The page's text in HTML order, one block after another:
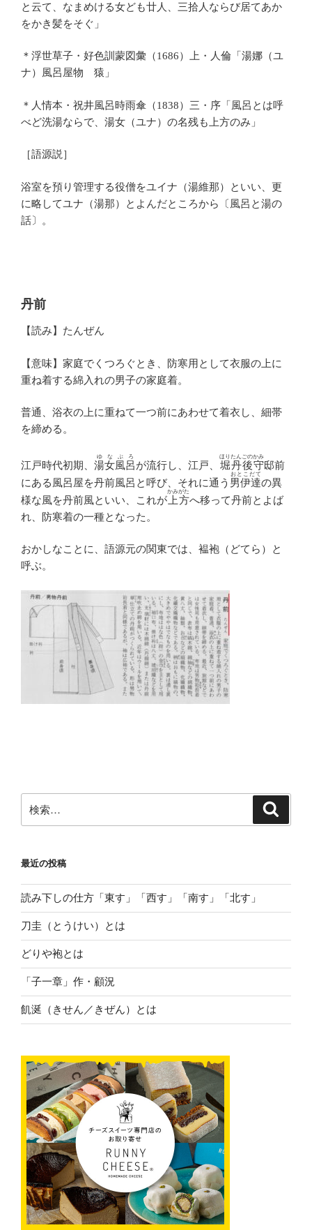
と云て、なまめける女ども廿人、三拾人ならび居てあか
をかき髪をそぐ」
＊浮世草子・好色訓蒙図彙（1686）上・人倫「湯娜（ユ
ナ）風呂屋物 猿」
＊人情本・祝井風呂時雨傘（1838）三・序「風呂とは呼
べど洗湯ならで、湯女（ユナ）の名残も上方のみ」
［語源説］
浴室を預り管理する役僧をユイナ（湯維那）といい、更
に略してユナ（湯那）とよんだところから〔風呂と湯の
話〕。
丹前
【読み】たんぜん
【意味】家庭でくつろぐとき、防寒用として衣服の上に
重ね着する綿入れの男子の家庭着。
普通、浴衣の上に重ねて一つ前にあわせて着衣し、細帯
を締める。
江戸時代初期、 湯女風呂
ゆなぶろ
が流行し、江戸、 堀丹後守
ほりたんごのかみ
邸前
にある風呂屋を丹前風呂と呼び、それに通う 男伊達
おとこだて
の異
様な風を丹前風といい、これが 上方
かみがた
へ移って丹前とよば
れ、防寒着の一種となった。
おかしなことに、語源元の関東では、褞袍（どてら）と
呼ぶ。
索:
最近の投稿
読み下しの仕方「東す」「西す」「南す」「北す」
刀圭（とうけい）とは
どりや袍とは
「子一章」作・顧況
飢涎（きせん／きぜん）とは